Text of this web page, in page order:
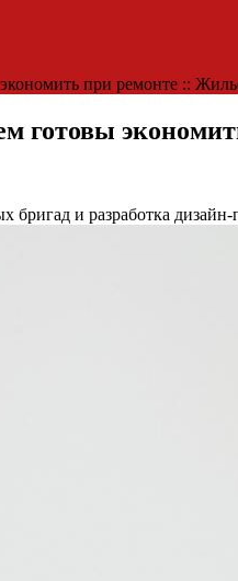
экономить при ремонте ::
готовы
бригад и разработка дизайн-